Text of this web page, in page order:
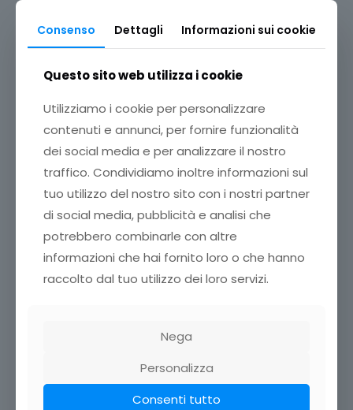
Consenso Dettagli Informazioni sui cookie
Questo sito web utilizza i cookie
Utilizziamo i cookie per personalizzare
contenuti e annunci, per fornire funzionalità
dei social media e per analizzare il nostro
traffico. Condividiamo inoltre informazioni sul
tuo utilizzo del nostro sito con i nostri partner
di social media, pubblicità e analisi che
potrebbero combinarle con altre
informazioni che hai fornito loro o che hanno
raccolto dal tuo utilizzo dei loro servizi.
Nega
Personalizza
Consenti tutto